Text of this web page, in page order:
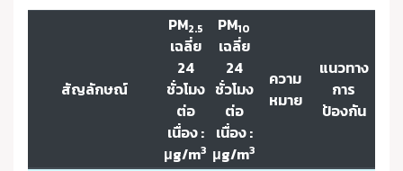
สัญลักษณ์
PM2.5
เฉลี่ย
24
ชั่วโมง
ต่อ
เนื่อง :
μg/m3
PM10
เฉลี่ย
24
ชั่วโมง
ต่อ
เนื่อง :
μg/m3
ความ
หมาย
แนวทาง
การ
ป้องกัน